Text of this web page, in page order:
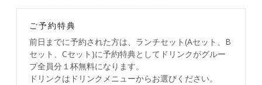
ご予約特典
前日までに予約された方は、ランチセット(Aセット、B
セット、Cセット)に予約特典としてドリンクがグルー
プ全員分１杯無料になります。
ドリンクはドリンクメニューからお選びください。